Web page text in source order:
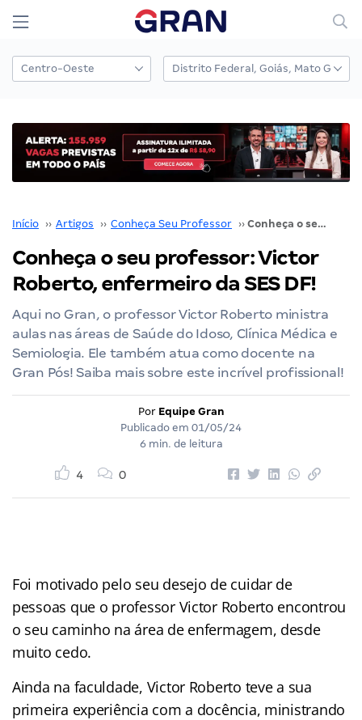
Início ›› Artigos ›› Conheça Seu Professor ›› Conheça o seu professor: Victor Roberto, enfermeiro da SES DF!
Conheça o seu professor: Victor
Roberto, enfermeiro da SES DF!
Aqui no Gran, o professor Victor Roberto ministra
aulas nas áreas de Saúde do Idoso, Clínica Médica e
Semiologia. Ele também atua como docente na
Gran Pós! Saiba mais sobre este incrível profissional!
Por Equipe Gran
Publicado em 01/05/24
6 min. de leitura
4 0
Foi motivado pelo seu desejo de cuidar de
pessoas que o professor Victor Roberto encontrou
o seu caminho na área de enfermagem, desde
muito cedo.
Ainda na faculdade, Victor Roberto teve a sua
primeira experiência com a docência, ministrando